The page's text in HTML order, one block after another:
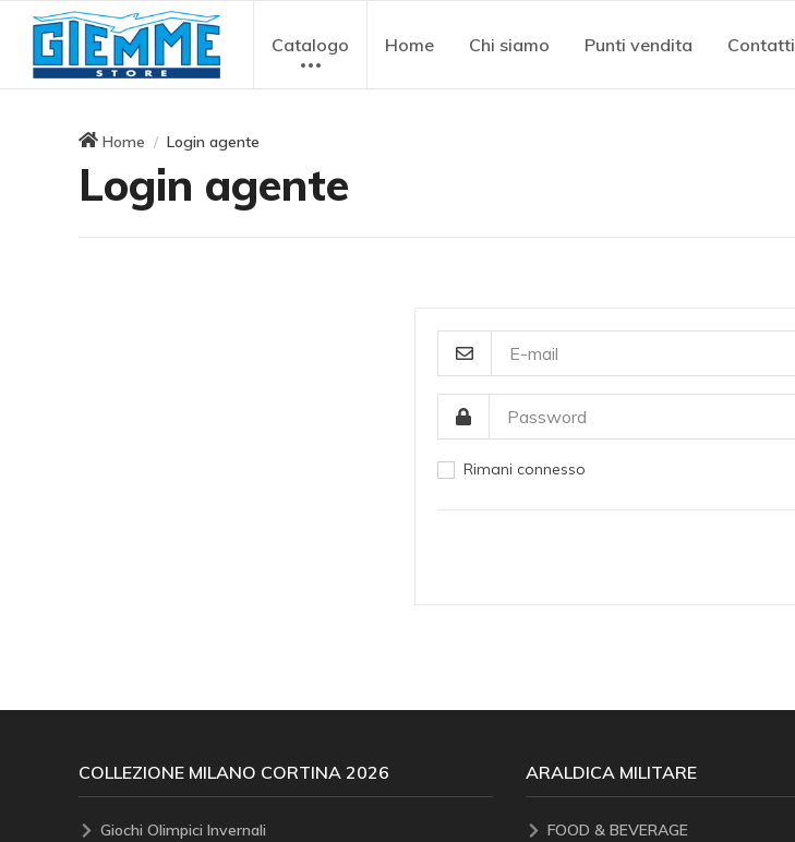
Catalogo Home Chi siamo Punti vendita Contatti
Home Login agente
Login agente
Rimani connesso
COLLEZIONE MILANO CORTINA 2026
Giochi Olimpici Invernali
ARALDICA MILITARE
FOOD & BEVERAGE